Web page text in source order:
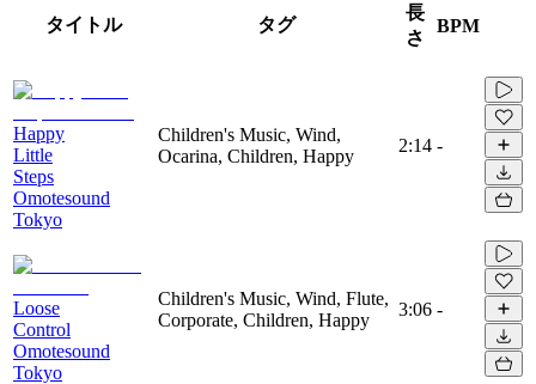
タイトル タグ
長
さ
BPM
Happy
Little
Steps
Omotesound
Tokyo
Children's Music, Wind,
Ocarina, Children, Happy
2:14 -
Loose
Control
Omotesound
Tokyo
Children's Music, Wind, Flute,
Corporate, Children, Happy
3:06 -